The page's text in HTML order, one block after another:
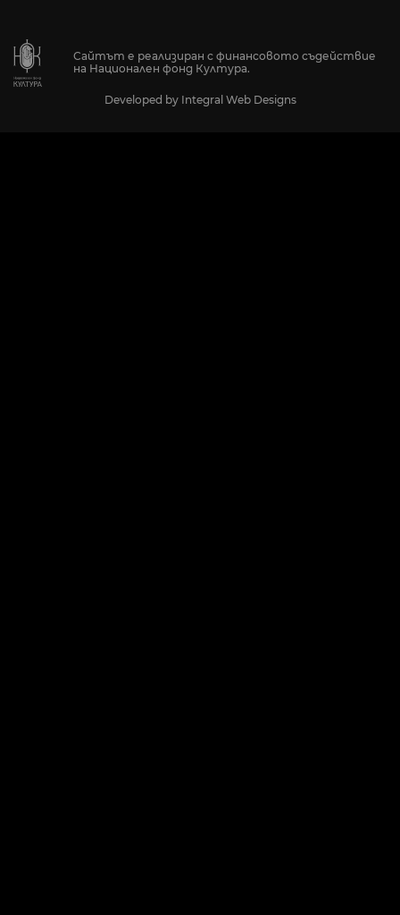
Сайтът е реализиран с финансовото съдействие
на Национален фонд Култура.
Developed by Integral Web Designs